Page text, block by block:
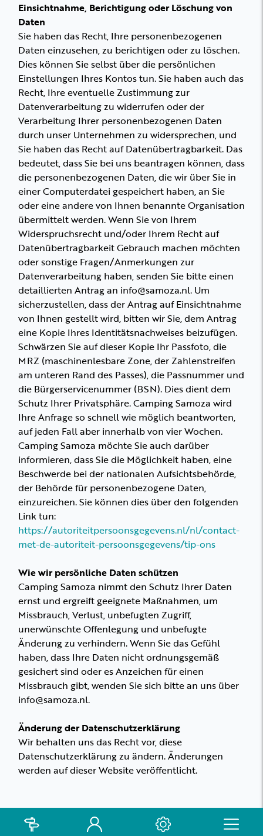
Einsichtnahme, Berichtigung oder Löschung von
Daten
Sie haben das Recht, Ihre personenbezogenen
Daten einzusehen, zu berichtigen oder zu löschen.
Dies können Sie selbst über die persönlichen
Einstellungen Ihres Kontos tun. Sie haben auch das
Recht, Ihre eventuelle Zustimmung zur
Datenverarbeitung zu widerrufen oder der
Verarbeitung Ihrer personenbezogenen Daten
durch unser Unternehmen zu widersprechen, und
Sie haben das Recht auf Datenübertragbarkeit. Das
bedeutet, dass Sie bei uns beantragen können, dass
die personenbezogenen Daten, die wir über Sie in
einer Computerdatei gespeichert haben, an Sie
oder eine andere von Ihnen benannte Organisation
übermittelt werden. Wenn Sie von Ihrem
Widerspruchsrecht und/oder Ihrem Recht auf
Datenübertragbarkeit Gebrauch machen möchten
oder sonstige Fragen/Anmerkungen zur
Datenverarbeitung haben, senden Sie bitte einen
detaillierten Antrag an info@samoza.nl. Um
sicherzustellen, dass der Antrag auf Einsichtnahme
von Ihnen gestellt wird, bitten wir Sie, dem Antrag
eine Kopie Ihres Identitätsnachweises beizufügen.
Schwärzen Sie auf dieser Kopie Ihr Passfoto, die
MRZ (maschinenlesbare Zone, der Zahlenstreifen
am unteren Rand des Passes), die Passnummer und
die Bürgerservicenummer (BSN). Dies dient dem
Schutz Ihrer Privatsphäre. Camping Samoza wird
Ihre Anfrage so schnell wie möglich beantworten,
auf jeden Fall aber innerhalb von vier Wochen.
Camping Samoza möchte Sie auch darüber
informieren, dass Sie die Möglichkeit haben, eine
Beschwerde bei der nationalen Aufsichtsbehörde,
der Behörde für personenbezogene Daten,
einzureichen. Sie können dies über den folgenden
Link tun:
https://autoriteitpersoonsgegevens.nl/nl/contact-
met-de-autoriteit-persoonsgegevens/tip-ons
Wie wir persönliche Daten schützen
Camping Samoza nimmt den Schutz Ihrer Daten
ernst und ergreift geeignete Maßnahmen, um
Missbrauch, Verlust, unbefugten Zugriff,
unerwünschte Offenlegung und unbefugte
Änderung zu verhindern. Wenn Sie das Gefühl
haben, dass Ihre Daten nicht ordnungsgemäß
gesichert sind oder es Anzeichen für einen
Missbrauch gibt, wenden Sie sich bitte an uns über
info@samoza.nl.
Änderung der Datenschutzerklärung
Wir behalten uns das Recht vor, diese
Datenschutzerklärung zu ändern. Änderungen
werden auf dieser Website veröffentlicht.